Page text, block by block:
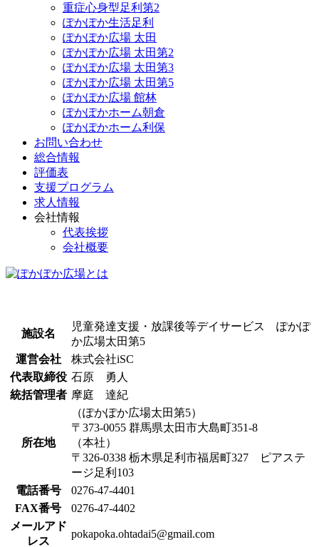
重症心身型足利第2
ぽかぽか生活足利
ぽかぽか広場 太田
ぽかぽか広場 太田第2
ぽかぽか広場 太田第3
ぽかぽか広場 太田第5
ぽかぽか広場 館林
ぽかぽかホーム朝倉
ぽかぽかホーム利保
お問い合わせ
総合情報
評価表
支援プログラム
求人情報
会社情報
代表挨拶
会社概要
施設名
児童発達支援・放課後等デイサービス ぽかぽ
か広場太田第5
運営会社
株式会社iSC
代表取締役 石原 勇人
統括管理者 摩庭 達紀
所在地
（ぽかぽか広場太田第5）
〒373-0055 群馬県太田市大島町351-8
（本社）
〒326-0338 栃木県足利市福居町327 ピアステ
ージ足利103
電話番号
0276-47-4401
FAX番号
0276-47-4402
メールアド
レス
pokapoka.ohtadai5@gmail.com